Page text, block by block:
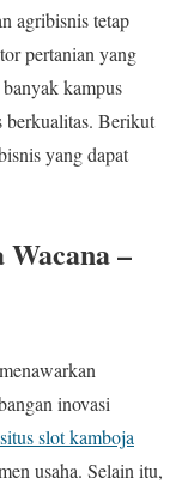
agribisnis tetap
pertanian yang
kampus
berkualitas. Berikut
yang dapat
–
inovasi
situs slot kamboja
usaha. Selain itu,